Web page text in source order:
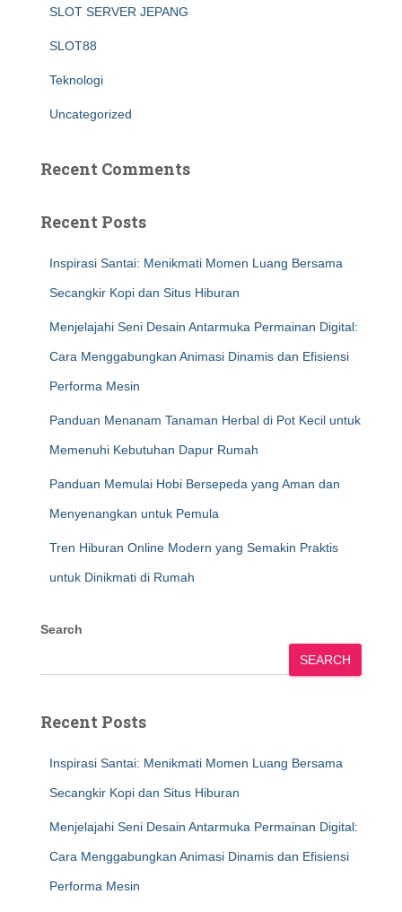
SLOT SERVER JEPANG
SLOT88
Teknologi
Uncategorized
Recent Comments
Recent Posts
Inspirasi Santai: Menikmati Momen Luang Bersama
Secangkir Kopi dan Situs Hiburan
Menjelajahi Seni Desain Antarmuka Permainan Digital:
Cara Menggabungkan Animasi Dinamis dan Efisiensi
Performa Mesin
Panduan Menanam Tanaman Herbal di Pot Kecil untuk
Memenuhi Kebutuhan Dapur Rumah
Panduan Memulai Hobi Bersepeda yang Aman dan
Menyenangkan untuk Pemula
Tren Hiburan Online Modern yang Semakin Praktis
untuk Dinikmati di Rumah
Search
SEARCH
Recent Posts
Inspirasi Santai: Menikmati Momen Luang Bersama
Secangkir Kopi dan Situs Hiburan
Menjelajahi Seni Desain Antarmuka Permainan Digital:
Cara Menggabungkan Animasi Dinamis dan Efisiensi
Performa Mesin